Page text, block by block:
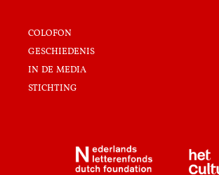
colofon
geschiedenis
in de media
stichting